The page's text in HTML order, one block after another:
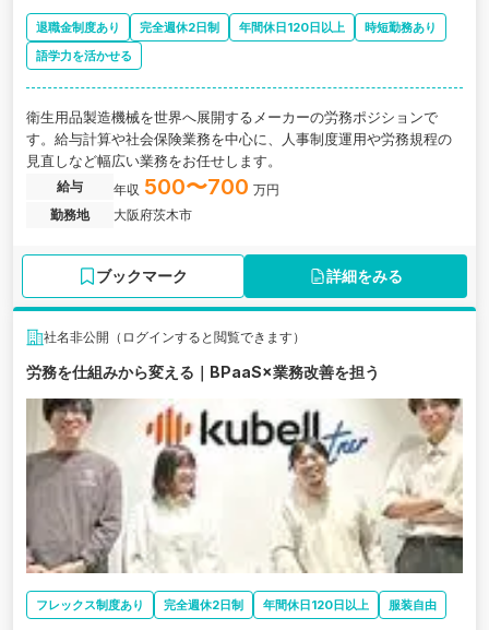
退職金制度あり 完全週休2日制 年間休日120日以上
時短勤務あり
語学力を活かせる
衛生用品製造機械を世界へ展開するメーカーの労務ポジションで
す。給与計算や社会保険業務を中心に、人事制度運用や労務規程の
見直しなど幅広い業務をお任せします。
給与 年収 500〜700 万円
勤務地
大阪府茨木市
ブックマーク 詳細をみる
社名非公開（ログインすると閲覧できます）
労務を仕組みから変える｜BPaaS×業務改善を担う
フレックス制度あり 完全週休2日制 年間休日120日以上 服装自由